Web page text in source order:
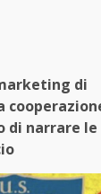
di
di narrare le